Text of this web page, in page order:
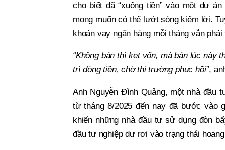
cho biết đã “xuống tiền” vào một dự
mong muốn có thể lướt sóng kiếm lời.
khoản vay ngân hàng mỗi tháng vẫn phải
“Không bán thì kẹt vốn, mà bán lúc này
trì dòng tiền, chờ thị trường phục hồi”,
Anh Nguyễn Đình Quảng, một nhà đầu
từ tháng 8/2025 đến nay đã bước vào
khiến những nhà đầu tư sử dụng đòn
đầu tư nghiệp dư rơi vào trạng thái